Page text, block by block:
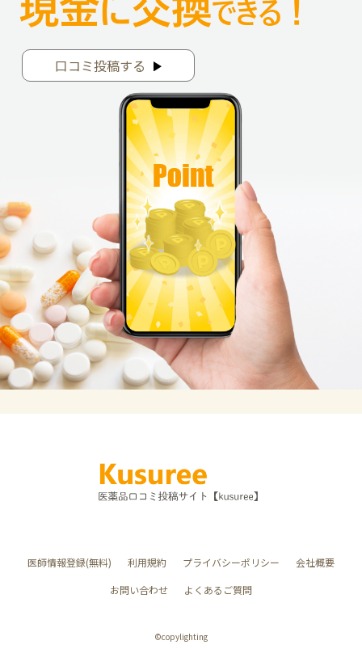
口コミ投稿する
医師情報登録(無料) 利用規約 プライバシーポリシー
会社概要
お問い合わせ
よくあるご質問
©︎copylighting